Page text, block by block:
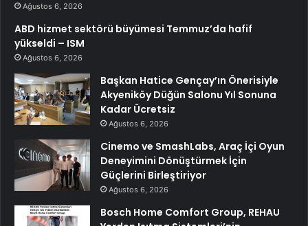
Ağustos 6, 2026
ABD hizmet sektörü büyümesi Temmuz’da hafif
yükseldi – ISM
Ağustos 6, 2026
Başkan Hatice Gençay’ın Önerisiyle
Akyeniköy Düğün Salonu Yıl Sonuna
Kadar Ücretsiz
Ağustos 6, 2026
Cinemo ve SmashLabs, Araç İçi Oyun
Deneyimini Dönüştürmek İçin
Güçlerini Birleştiriyor
Ağustos 6, 2026
Bosch Home Comfort Group, REHAU